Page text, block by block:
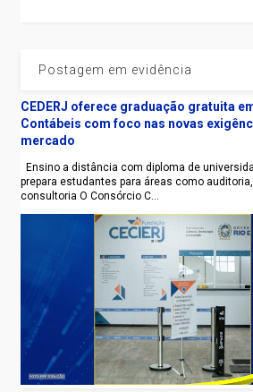
Postagem em evidência
CEDERJ oferece graduação gratuita
Contábeis com foco nas novas
mercado
Ensino a distância com diploma de
prepara estudantes para áreas como
consultoria O Consórcio C...